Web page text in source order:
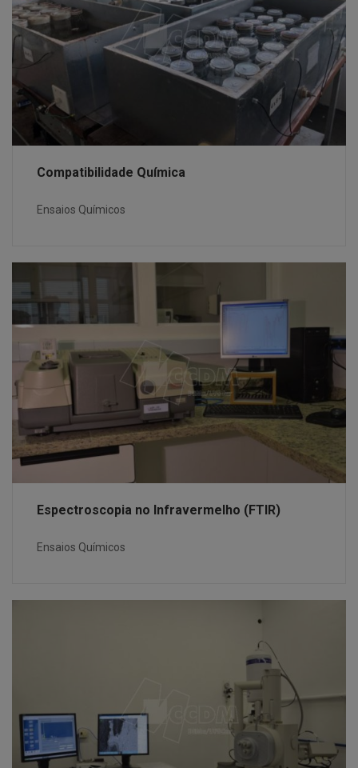
Compatibilidade Química
Ensaios Químicos
Espectroscopia no Infravermelho (FTIR)
Ensaios Químicos